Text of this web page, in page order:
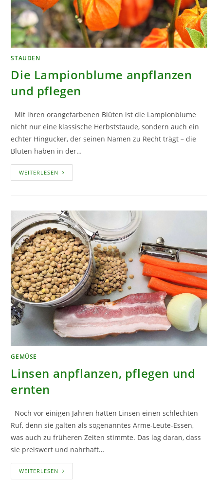
STAUDEN
Die Lampionblume anpflanzen
und pflegen
Mit ihren orangefarbenen Blüten ist die Lampionblume
nicht nur eine klassische Herbststaude, sondern auch ein
echter Hingucker, der seinen Namen zu Recht trägt – die
Blüten haben in der…
WEITERLESEN DIE
LAMPIONBLUME
GEMÜSE
Linsen anpflanzen, pflegen und
ernten
Noch vor einigen Jahren hatten Linsen einen schlechten
Ruf, denn sie galten als sogenanntes Arme-Leute-Essen,
was auch zu früheren Zeiten stimmte. Das lag daran, dass
sie preiswert und nahrhaft…
WEITERLESEN LINSEN
ANPFLANZEN,